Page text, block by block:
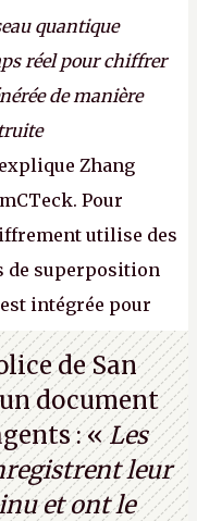
quantique
réel pour chiffrer
de manière
Zhang
Pour
utilise des
de superposition
intégrée pour
entre des
rien ? C’est
quantique.
de San
document
: «Les
leur
et ont le